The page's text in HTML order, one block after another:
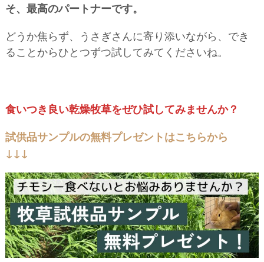
そ、最高のパートナーです。
どうか焦らず、うさぎさんに寄り添いながら、でき
ることからひとつずつ試してみてくださいね。
食いつき良い乾燥牧草をぜひ試してみませんか？
試供品サンプルの無料プレゼントはこちらから
↓↓↓